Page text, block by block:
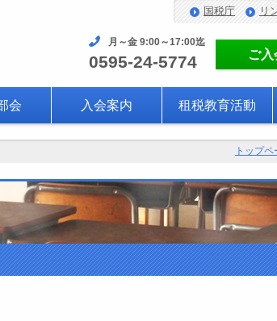
国税庁 リ
月～金 9:00～17:00迄
0595-24-5774 ご入
会 入会案内 租税教育活動
トップペ